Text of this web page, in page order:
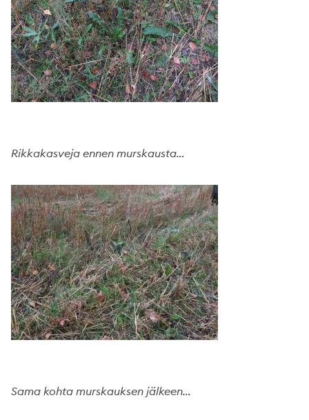
Rikkakasveja ennen murskausta…
Sama kohta murskauksen jälkeen…